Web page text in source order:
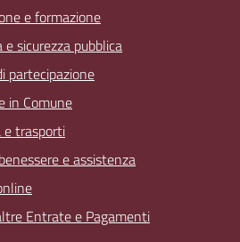
e formazione
e sicurezza pubblica
partecipazione
in Comune
e trasporti
e assistenza
Entrate e Pagamenti